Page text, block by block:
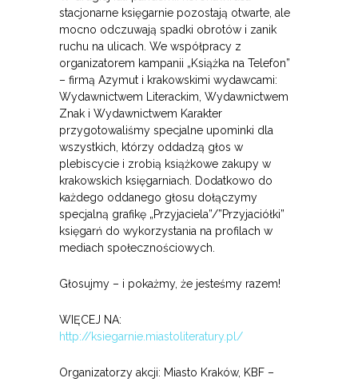
stacjonarne księgarnie pozostają otwarte, ale
mocno odczuwają spadki obrotów i zanik
ruchu na ulicach. We współpracy z
organizatorem kampanii „Książka na Telefon”
– firmą Azymut i krakowskimi wydawcami:
Wydawnictwem Literackim, Wydawnictwem
Znak i Wydawnictwem Karakter
przygotowaliśmy specjalne upominki dla
wszystkich, którzy oddadzą głos w
plebiscycie i zrobią książkowe zakupy w
krakowskich księgarniach. Dodatkowo do
każdego oddanego głosu dołączymy
specjalną grafikę „Przyjaciela”/”Przyjaciółki”
księgarń do wykorzystania na profilach w
mediach społecznościowych.
Głosujmy – i pokażmy, że jesteśmy razem!
WIĘCEJ NA:
http://ksiegarnie.miastoliteratury.pl/
Organizatorzy akcji: Miasto Kraków, KBF –